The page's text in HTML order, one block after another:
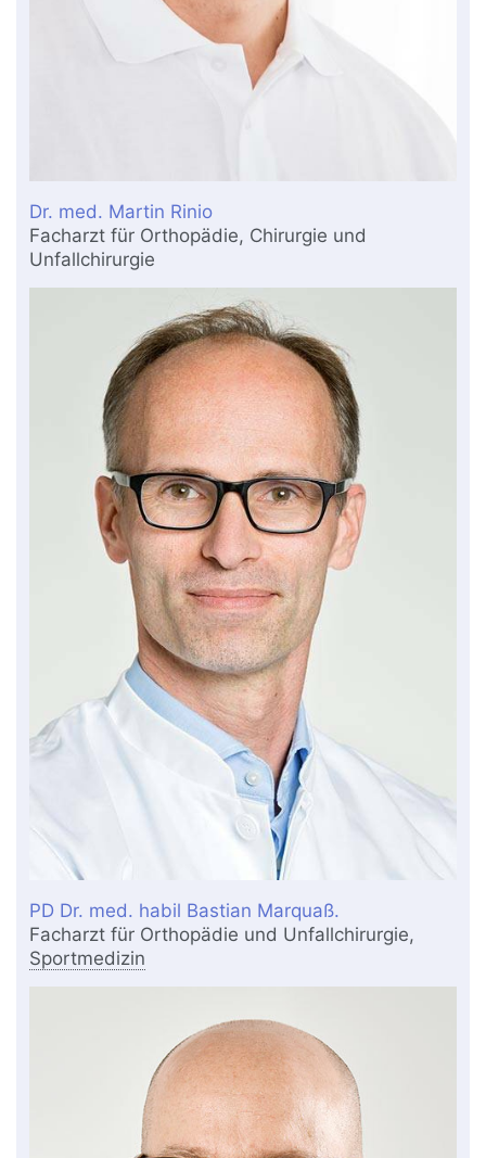
Dr. med. Martin Rinio
Facharzt für Orthopädie, Chirurgie und
Unfallchirurgie
PD Dr. med. habil Bastian Marquaß.
Facharzt für Orthopädie und Unfallchirurgie,
Sportmedizin